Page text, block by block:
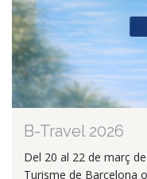
B-Travel 2026
Del 20 al 22 de març
Turisme de Barcelona